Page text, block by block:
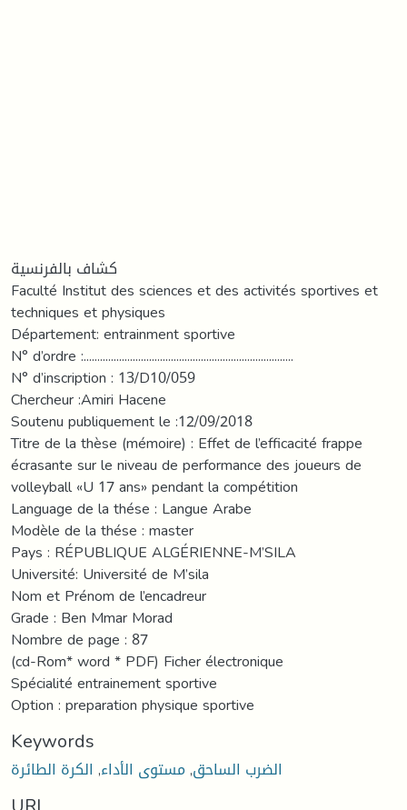
كشاف بالفرنسية
Faculté Institut des sciences et des activités sportives et
techniques et physiques
Département: entrainment sportive
N° d’ordre :.............................................................................
N° d’inscription : 13/D10/059
Chercheur :Amiri Hacene
Soutenu publiquement le :12/09/2018
Titre de la thèse (mémoire) : Effet de l’efficacité frappe
écrasante sur le niveau de performance des joueurs de
volleyball «U 17 ans» pendant la compétition
Language de la thése : Langue Arabe
Modèle de la thése : master
Pays : RÉPUBLIQUE ALGÉRIENNE-M’SILA
Université: Université de M’sila
Nom et Prénom de l’encadreur
Grade : Ben Mmar Morad
Nombre de page : 87
(cd-Rom* word * PDF) Ficher électronique
Spécialité entrainement sportive
Option : preparation physique sportive
Keywords
الضرب الساحق,مستوى الأداء, الكرة الطائرة